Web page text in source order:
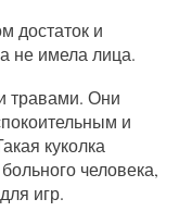
достаток и
не имела лица.
травами. Они
и
куколка
человека,
игр.